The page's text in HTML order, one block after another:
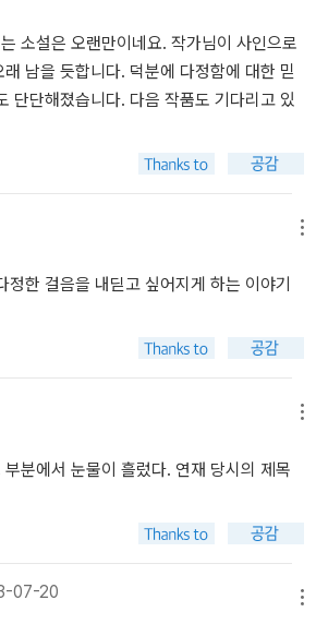
기 시작한다. 해미는 다시 한번 선자 이모
찾아보기로 결심한다. 오랫동안 고스란히
실패로 남겨두었던 지난 일들을 바로잡을
에 대한 두려움을 극복하고 우재에게 한 걸
으며. 이제, 거대한 슬픔을 감
린 자신과 대면하기 위한 해미의 용기 있
안부』는 어린 시절 선
으려 했던 해미가 그후 20여 년이 지나 다
는 과정이 서사의 굵직한 줄기를 이룬다. 이
해미는 자신이 그사이 훌쩍 성장했음을 느
로는 끝끝내 알아챌 수 없었을 K.H.에 관
서, 해미는 자신을 좌절하게 만들었던 유
서는 필연적인 것이었음을 인정해나간다. 이
스럽게 넓어진 시야를 통해 과거를 용인함으
가 될 현재의 자신까지도 온전히 받아들일
존재 또한 소중하다. 그들은 해미가 스스
으로 나올 수 있도록 계속해서 해미의 안
누군가의 삶을 구원하기도 한다고 소설은
펴내며, 이제 백수린은 독자를 향해 손을 내
소설은 오랜만이네요. 작가님이 사인으로
남을 듯합니다. 덕분에 다정함에 대한 믿
단단해졌습니다. 다음 작품도 기다리고 있
정한 걸음을 내딛고 싶어지게 하는 이야기
분에서 눈물이 흘렀다. 연재 당시의 제목
07-20